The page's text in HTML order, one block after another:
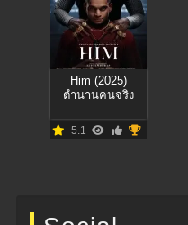
Him (2025)
ตำนานคนจริง
5.1